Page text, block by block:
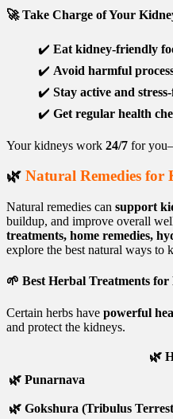
🚀Take Charge of Your
✔️ Eat kidney-friendly
✔️ Avoid harmful
✔️ Stay active and
✔️ Get regular health
Your kidneys work 24/7 for
🌿 Natural Remedies for
Natural remedies can support
buildup, and improve overall
treatments, home remedies,
explore the best natural ways to
🌱 Best Herbal Treatments
Certain herbs have powerful
and protect the kidneys.
🌿
🌿 Punarnava
🌿 Gokshura (Tribulus